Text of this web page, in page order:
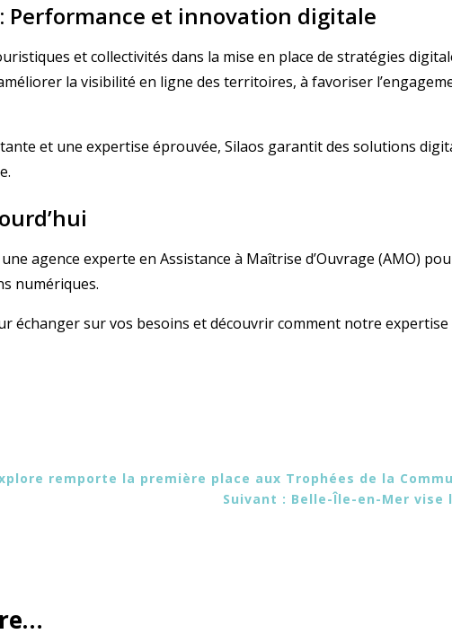
: Performance et innovation digitale
et collectivités dans la mise en place de stratégies
la visibilité en ligne des territoires, à favoriser
et une expertise éprouvée, Silaos garantit des solutions
agence experte en Assistance à Maîtrise d’Ouvrage (AMO)
numériques.
échanger sur vos besoins et découvrir comment notre
remporte la première place aux Trophées de la
Suivant : Belle-Île-en-Mer vise